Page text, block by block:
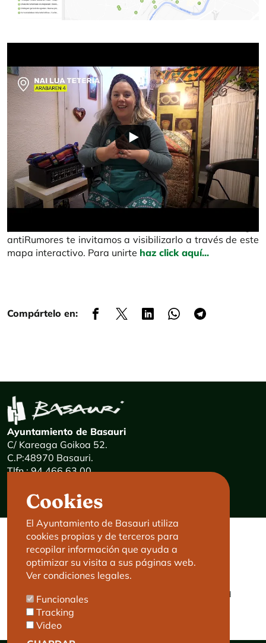
antiRumores te invitamos a visibilizarlo a través de este
mapa interactivo. Para unirte haz click aquí...
Compártelo en:
Cookies
El Ayuntamiento de Basauri utiliza
cookies propias y de terceros para
recopilar información que ayuda a
optimizar su visita a sus páginas web.
Ver condiciones legales.
Funcionales
Tracking
Video
Ayuntamiento de Basauri
C/ Kareaga Goikoa 52.
C.P:48970 Basauri.
Tlfn.: 94 466 63 00
E-mail: haz@basauri.eus
CONTACTO
Basauri le atiende
Cita previa
LEGAL
Aviso legal
Política de privacidad